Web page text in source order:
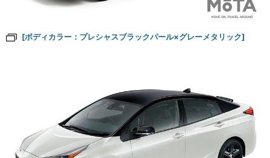
[ボディカラー：プレシャスブラックパール×グレーメタリック]